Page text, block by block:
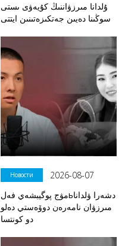
ۇلدانا مىرزۋاننىڭ كۇيەۋى ىستى
سوڭىنا دەيىن جەتكىزەتىنىن ايتتى
Новости
2026-08-07
مۋج پوگيبشەي فەلьدشەرا ۋلدانا
مىرزۋان نامەرەن دوۆەستي دەلو
دو كونتسا